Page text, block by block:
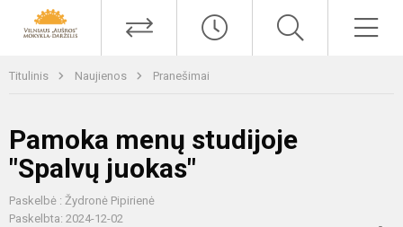
Titulinis Naujienos Pranešimai
Pamoka menų studijoje
"Spalvų juokas"
Paskelbė : Žydronė Pipirienė
Paskelbta: 2024-12-02